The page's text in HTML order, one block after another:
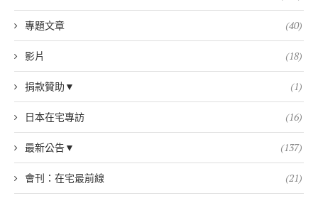
專題文章 (40)
影片 (18)
捐款贊助▼ (1)
日本在宅專訪 (16)
最新公告▼ (137)
會刊：在宅最前線 (21)